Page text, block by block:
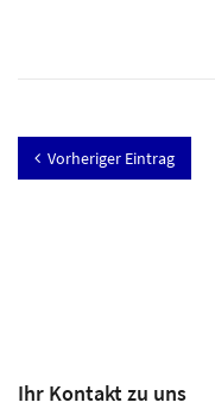
Vorheriger Eintrag
Ihr Kontakt zu uns